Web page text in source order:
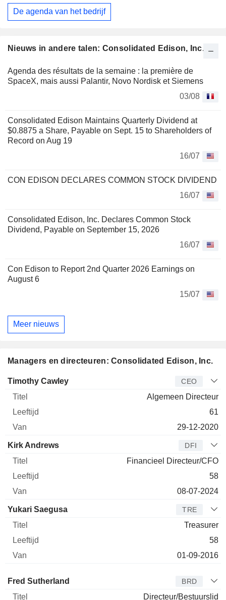
Nieuws in andere talen: Consolidated Edison, Inc.
Agenda des résultats de la semaine : la première de
SpaceX, mais aussi Palantir, Novo Nordisk et Siemens
03/08
Consolidated Edison Maintains Quarterly Dividend at
$0.8875 a Share, Payable on Sept. 15 to Shareholders of
Record on Aug 19
16/07
CON EDISON DECLARES COMMON STOCK DIVIDEND
16/07
Consolidated Edison, Inc. Declares Common Stock
Dividend, Payable on September 15, 2026
16/07
Con Edison to Report 2nd Quarter 2026 Earnings on
August 6
15/07
Meer nieuws
Managers en directeuren: Consolidated Edison, Inc.
Bedrijfsleider Titel
Timothy Cawley CEO
Algemeen Directeur
61
29-12-2020
Kirk Andrews DFI
Financieel Directeur/CFO
58
08-07-2024
Yukari Saegusa TRE
Treasurer
58
01-09-2016
Bestuurder Titel
Fred Sutherland BRD
Directeur/Bestuurslid
De agenda van het bedrijf